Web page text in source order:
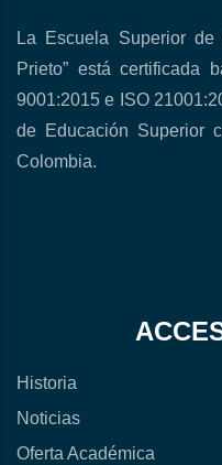
La Escuela Superior de
Prieto” está certificada
9001:2015 e ISO
de Educación Superior
Colombia.
Historia
Noticias
Oferta Académica